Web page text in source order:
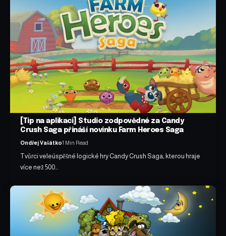
[Tip na aplikaci] Studio zodpovědné za Candy
Crush Saga přináší novinku Farm Heroes Saga
Ondřej Vašátko1 Min Read
Tvůrci veleúspěšné logické hry Candy Crush Saga, kterou hraje
více než 500…